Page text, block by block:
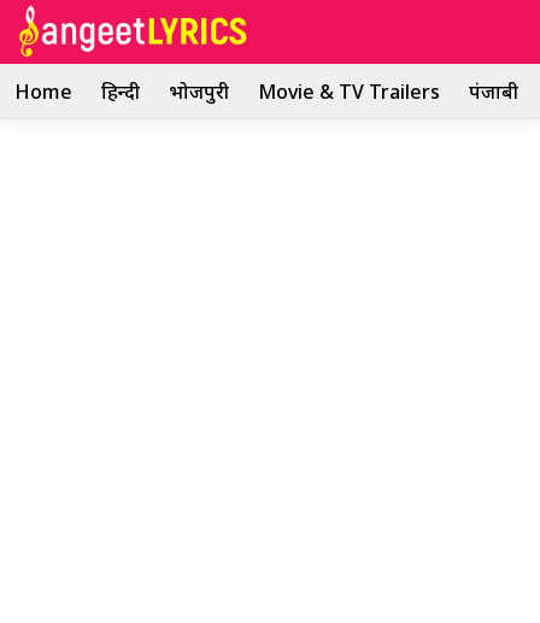
Skip
Home हिन्दी भोजपुरी Movie & TV Trailers पंजाबी